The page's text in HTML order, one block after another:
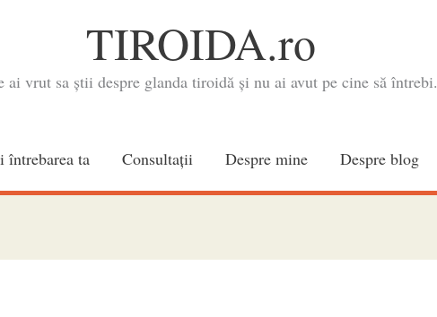
TIROIDA.ro
ai vrut sa știi despre glanda tiroidă și nu ai avut pe cine să întrebi.
întrebarea ta Consultaţii Despre mine Despre blog